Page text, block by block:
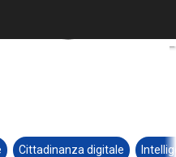
Cittadinanza digitale